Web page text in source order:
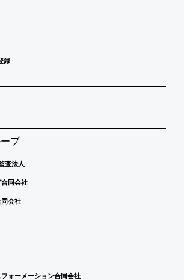
録
プ
査法人
同会社
会社
ォーメーション合同会社